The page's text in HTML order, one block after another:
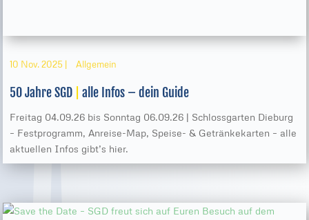
10 Nov. 2025 | Allgemein
50 Jahre SGD |alle Infos – dein Guide
Freitag 04.09.26 bis Sonntag 06.09.26 | Schlossgarten Dieburg
– Festprogramm, Anreise-Map, Speise- & Getränkekarten – alle
aktuellen Infos gibt’s hier.
Server in Deutschland
kein heimlicher Datenaustausch sonst wohin